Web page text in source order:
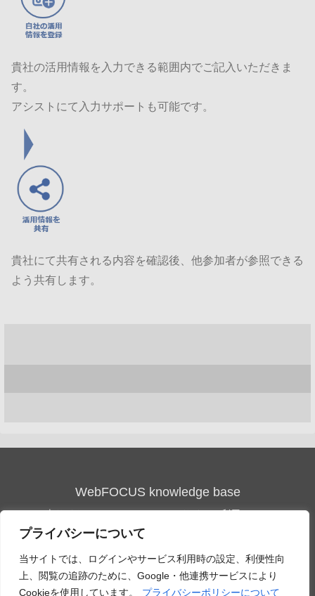
プライバシーについて
当サイトでは、ログインやサービス利用時の設定、利便性向
上、閲覧の追跡のために、Google・他連携サービスにより
Cookieを使用しています。
プライバシーポリシーについて
貴社の活用情報を入力できる範囲内でご記入いただきま
す。
アシストにて入力サポートも可能です。
貴社にて共有される内容を確認後、他参加者が参照できる
よう共有します。
WebFOCUS knowledge base
本サイトについて
サイトの利用について
ご利用条件について
個人情報保護方針
特定個人情報等の取り扱いに関
する基本方針
ソーシャルメディアポリシー
コンプライアンス